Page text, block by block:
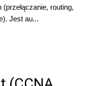
routing,
Jest au...